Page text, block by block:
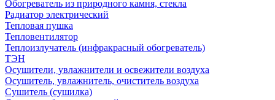
Обогреватель из природного камня, стекла
Радиатор электрический
Тепловая пушка
Тепловентилятор
Теплоизлучатель (инфракрасный обогреватель)
ТЭН
Осушители, увлажнители и освежители воздуха
Осушитель, увлажнитель, очиститель воздуха
Сушитель (сушилка)